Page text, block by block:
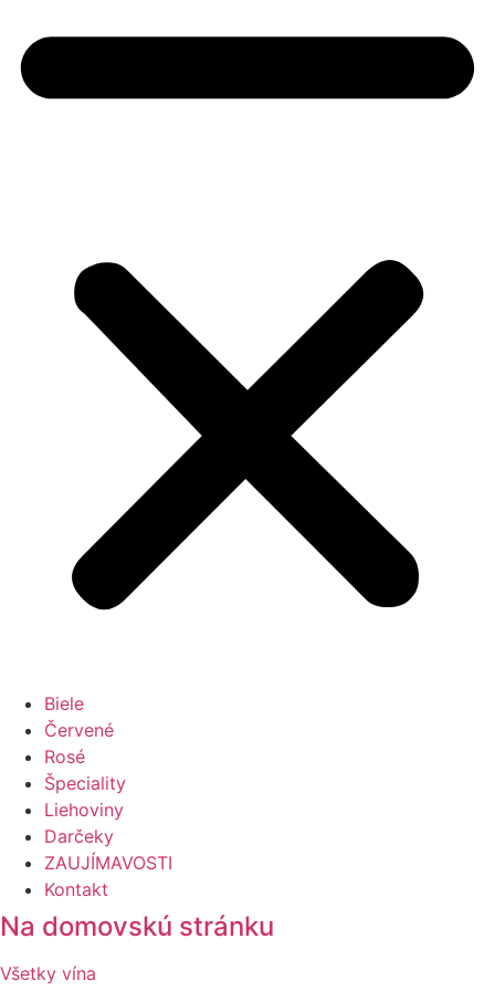
Biele
Červené
Rosé
Špeciality
Liehoviny
Darčeky
ZAUJÍMAVOSTI
Kontakt
Na domovskú stránku
Všetky vína